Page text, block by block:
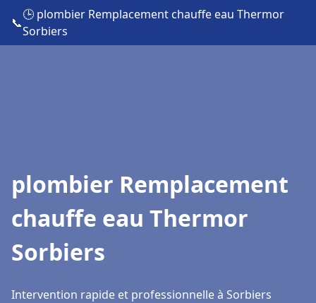
📞
🕒 plombier Remplacement chauffe eau Thermor
Sorbiers
plombier Remplacement
chauffe eau Thermor
Sorbiers
Intervention rapide et professionnelle à Sorbiers